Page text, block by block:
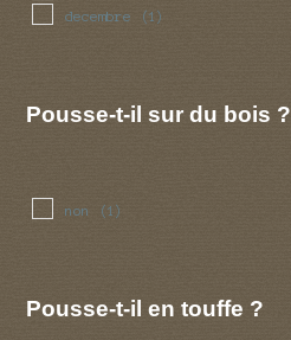
decembre (1)
Pousse-t-il sur du bois ?
non (1)
Pousse-t-il en touffe ?